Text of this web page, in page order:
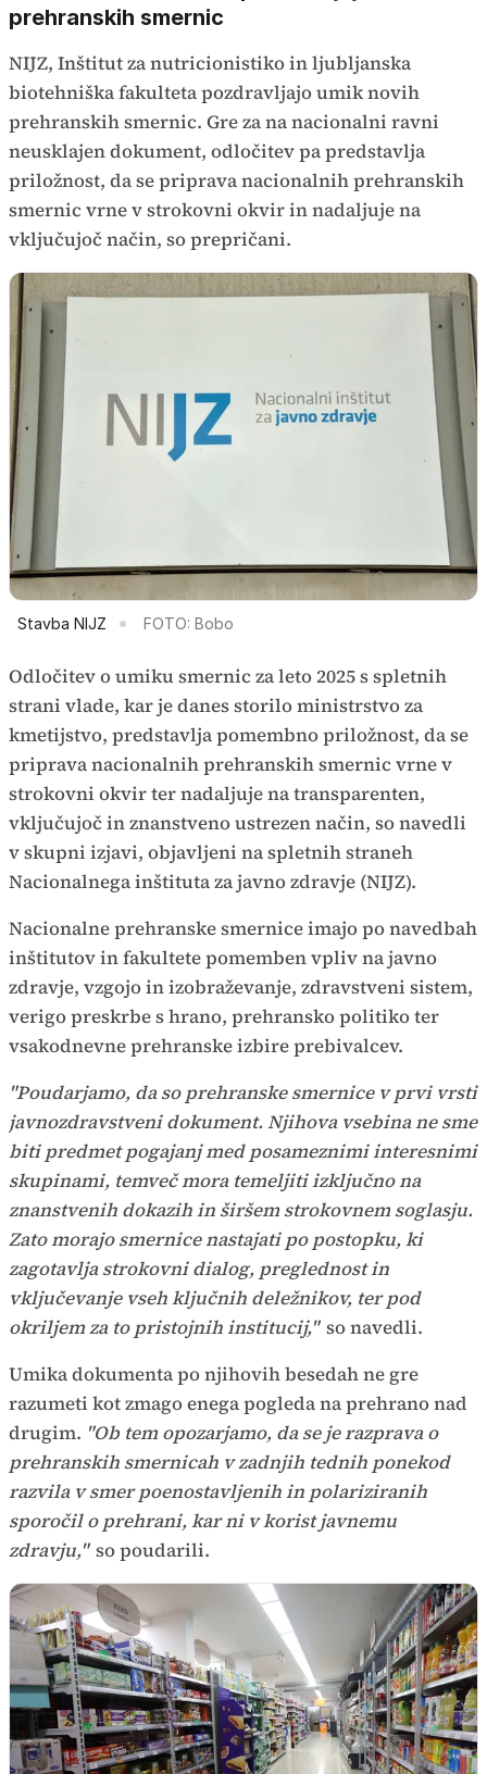
prehranskih smernic
NIJZ, Inštitut za nutricionistiko in ljubljanska
biotehniška fakulteta pozdravljajo umik novih
prehranskih smernic. Gre za na nacionalni ravni
neusklajen dokument, odločitev pa predstavlja
priložnost, da se priprava nacionalnih prehranskih
smernic vrne v strokovni okvir in nadaljuje na
vključujoč način, so prepričani.
Stavba NIJZ FOTO: Bobo
Odločitev o umiku smernic za leto 2025 s spletnih
strani vlade, kar je danes storilo ministrstvo za
kmetijstvo, predstavlja pomembno priložnost, da se
priprava nacionalnih prehranskih smernic vrne v
strokovni okvir ter nadaljuje na transparenten,
vključujoč in znanstveno ustrezen način, so navedli
v skupni izjavi, objavljeni na spletnih straneh
Nacionalnega inštituta za javno zdravje (NIJZ).
Nacionalne prehranske smernice imajo po navedbah
inštitutov in fakultete pomemben vpliv na javno
zdravje, vzgojo in izobraževanje, zdravstveni sistem,
verigo preskrbe s hrano, prehransko politiko ter
vsakodnevne prehranske izbire prebivalcev.
"Poudarjamo, da so prehranske smernice v prvi vrsti
javnozdravstveni dokument. Njihova vsebina ne sme
biti predmet pogajanj med posameznimi interesnimi
skupinami, temveč mora temeljiti izključno na
znanstvenih dokazih in širšem strokovnem soglasju.
Zato morajo smernice nastajati po postopku, ki
zagotavlja strokovni dialog, preglednost in
vključevanje vseh ključnih deležnikov, ter pod
okriljem za to pristojnih institucij," so navedli.
Umika dokumenta po njihovih besedah ne gre
razumeti kot zmago enega pogleda na prehrano nad
drugim. "Ob tem opozarjamo, da se je razprava o
prehranskih smernicah v zadnjih tednih ponekod
razvila v smer poenostavljenih in polariziranih
sporočil o prehrani, kar ni v korist javnemu
zdravju," so poudarili.